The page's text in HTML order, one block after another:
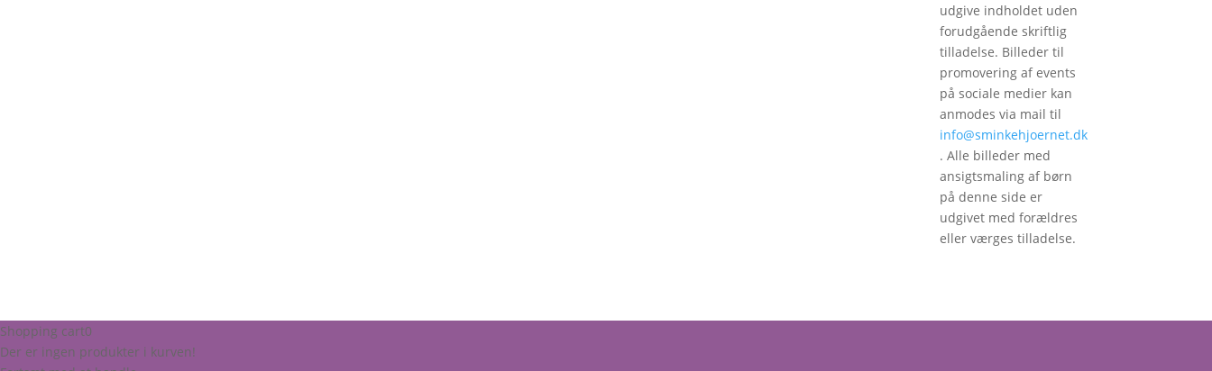
udgive indholdet uden
forudgående skriftlig
tilladelse. Billeder til
promovering af events
på sociale medier kan
anmodes via mail til
info@sminkehjoernet.dk
. Alle billeder med
ansigtsmaling af børn
på denne side er
udgivet med forældres
eller værges tilladelse.
Shopping cart0
Der er ingen produkter i kurven!